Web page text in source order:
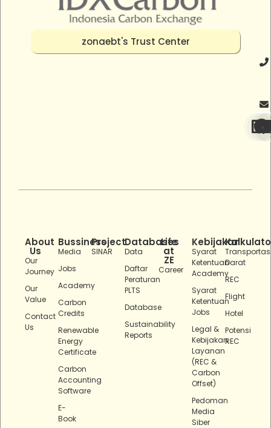
zonaebt's Trust Center
About
Us
Our
Journey
Our
Value
Contact
Us
Bussiness
Media
Jobs
Academy
Carbon
Credits
Renewable
Energy
Certificate
Carbon
Accounting
Software
E-
Book
Project
SINAR
Databases
Data
Daftar
Peraturan
PLTS
Database
Sustainability
Reports
Life
at
ZE
Career
Kebijakan
Syarat
Ketentuan
Academy
Syarat
Ketentuan
Jobs
Legal &
Kebijakan
Layanan
(REC &
Carbon
Offset)
Pedoman
Media
Siber
Darat
REC
Flight
Hotel
Potensi
REC